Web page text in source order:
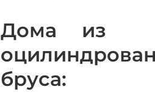
Дома из
бруса: